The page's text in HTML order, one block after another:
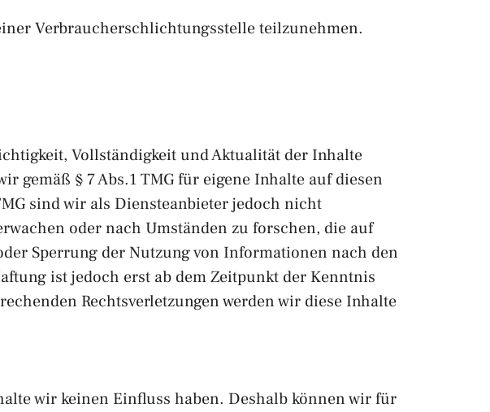
Verbraucherschlichtungsstelle teilzunehmen.
Vollständigkeit und Aktualität der Inhalte
gemäß § 7 Abs.1 TMG für eigene Inhalte auf diesen
sind wir als Diensteanbieter jedoch nicht
oder nach Umständen zu forschen, die auf
Sperrung der Nutzung von Informationen nach den
ist jedoch erst ab dem Zeitpunkt der Kenntnis
Rechtsverletzungen werden wir diese Inhalte
wir keinen Einfluss haben. Deshalb können wir für